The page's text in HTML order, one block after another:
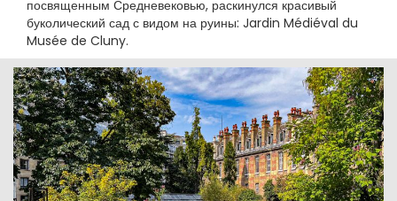
посвященным Средневековью, раскинулся красивый
буколический сад с видом на руины: Jardin Médiéval du
Musée de Cluny.